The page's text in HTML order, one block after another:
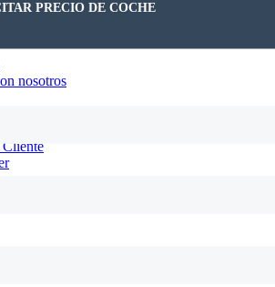
Rápidas
nosotros
FORTINO
PRECIO DE COCHE